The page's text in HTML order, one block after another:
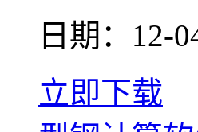
日期：12-
立即下载